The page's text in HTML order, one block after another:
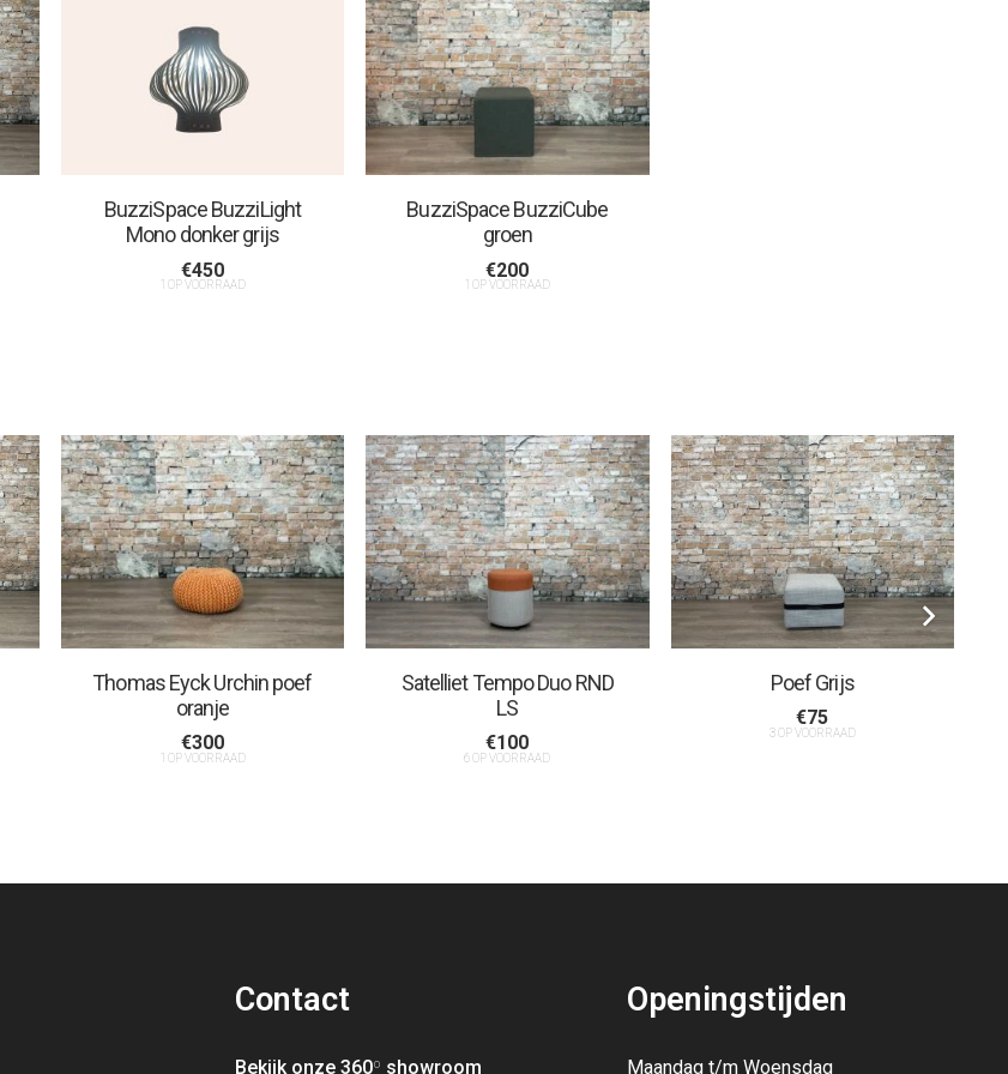
BuzziSpace BuzziLight
Mono donker grijs
€450
1 OP VOORRAAD
BuzziSpace BuzziCube
groen
€200
1 OP VOORRAAD
Thomas Eyck Urchin poef
oranje
€300
1 OP VOORRAAD
Satelliet Tempo Duo RND
LS
€100
6 OP VOORRAAD
Poef Grijs
€75
3 OP VOORRAAD
Contact
Bekijk onze 360º showroom
Openingstijden
Maandag t/m Woensdag